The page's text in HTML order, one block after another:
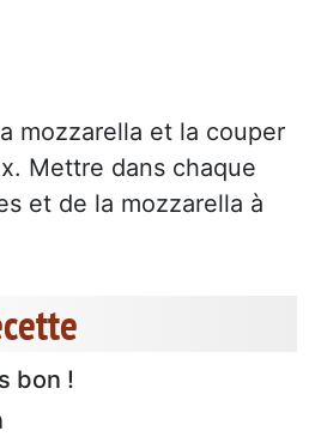
mozzarella et la couper
Mettre dans chaque
et de la mozzarella à
bon !